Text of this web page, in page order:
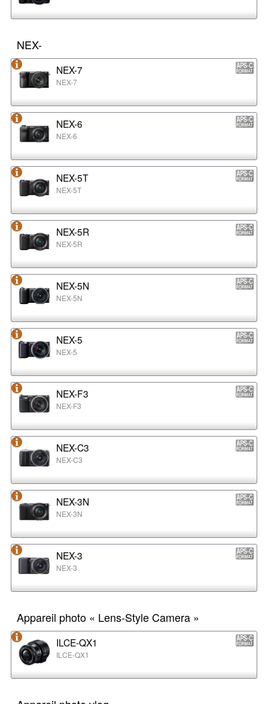
NEX-
NEX-7
NEX-7
NEX-6
NEX-6
NEX-5T
NEX-5T
NEX-5R
NEX-5R
NEX-5N
NEX-5N
NEX-5
NEX-5
NEX-F3
NEX-F3
NEX-C3
NEX-C3
NEX-3N
NEX-3N
NEX-3
NEX-3
Appareil photo « Lens-Style Camera »
ILCE-QX1
ILCE-QX1